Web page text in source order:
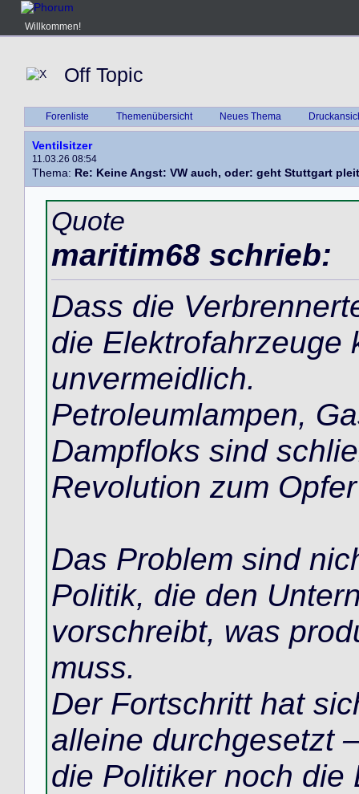
Willkommen!
Off Topic
Forenliste Themenübersicht Neues Thema
Ventilsitzer
11.03.26 08:54
Thema: Re: Keine Angst: VW auch, oder: geht Stuttgart
Quote
maritim68 schrieb:
Dass die
die Elektrofahrzeuge
unvermeidlich.
Petroleumlampen,
Dampfloks sind
Revolution zum
Das Problem sind
Politik, die den
vorschreibt, was
muss.
Der Fortschritt hat
alleine durchgesetzt
die Politiker noch die